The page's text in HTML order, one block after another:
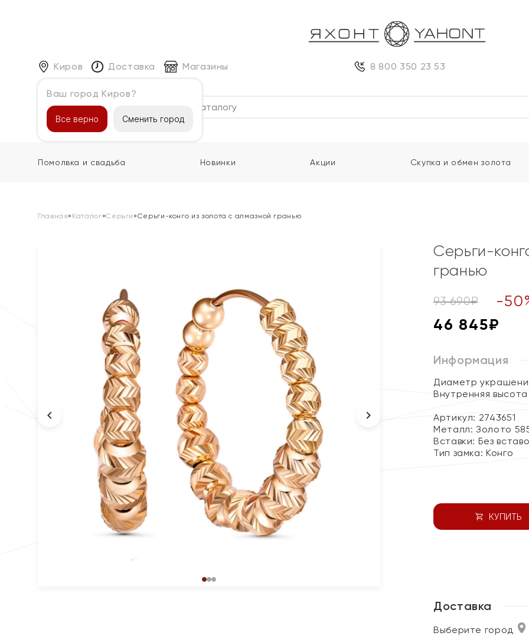
Киров
Ваш город Киров?
Все верно Сменить город
Доставка Магазины 8 800 350 23 53
Каталог
Помолвка и свадьба Новинки Акции Скупка и обмен золота
Главная» Каталог»Серьги »Серьги-конго из золота с алмазной гранью
Серьги-
гранью
93 690₽ -50
46 845₽
Информация
Диаметр
Внутренняя
Артикул: 2743651
Металл:Золото
Вставки: Без
Тип замка:Конго
КУПИТЬ
Доставка
Выберите город